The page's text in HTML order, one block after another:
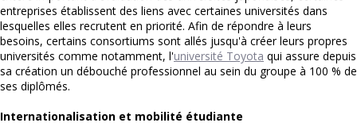
entreprises établissent des liens avec certaines universités dans
lesquelles elles recrutent en priorité. Afin de répondre à leurs
besoins, certains consortiums sont allés jusqu'à créer leurs propres
universités comme notamment, l'université Toyota qui assure depuis
sa création un débouché professionnel au sein du groupe à 100 % de
ses diplômés.
Internationalisation et mobilité étudiante